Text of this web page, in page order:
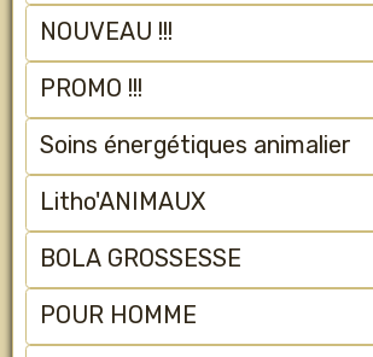
NOUVEAU !!!
PROMO !!!
Soins énergétiques animalier
Litho'ANIMAUX
BOLA GROSSESSE
POUR HOMME